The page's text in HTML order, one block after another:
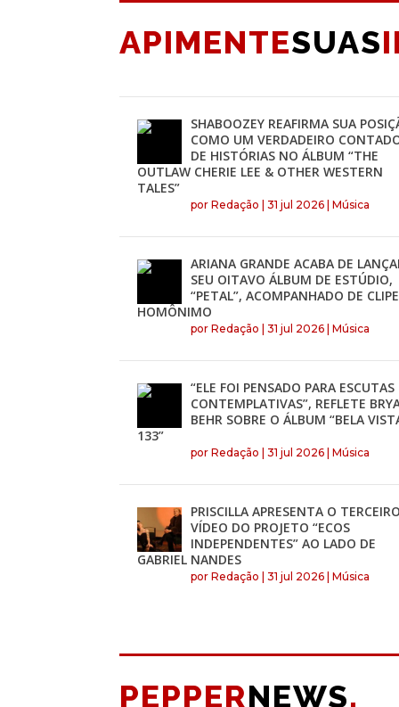
APIMENTESUAS
SHABOOZEY REAFIRMA SUA
COMO UM VERDADEIRO
DE HISTÓRIAS NO ÁLBUM “THE
OUTLAW CHERIE LEE & OTHER WESTERN
TALES”
porRedação |31 jul 2026 |Música
ARIANA GRANDE ACABA DE
SEU OITAVO ÁLBUM DE ESTÚDIO,
“PETAL”, ACOMPANHADO DE CLIPE
HOMÔNIMO
porRedação |31 jul 2026 |Música
“ELE FOI PENSADO PARA ESCUTAS
CONTEMPLATIVAS”, REFLETE
BEHR SOBRE O ÁLBUM “BELA
133”
porRedação |31 jul 2026 |Música
PRISCILLA APRESENTA O TERCEIRO
VÍDEO DO PROJETO “ECOS
INDEPENDENTES” AO LADO DE
GABRIEL NANDES
porRedação |31 jul 2026 |Música
PEPPERNEWS.